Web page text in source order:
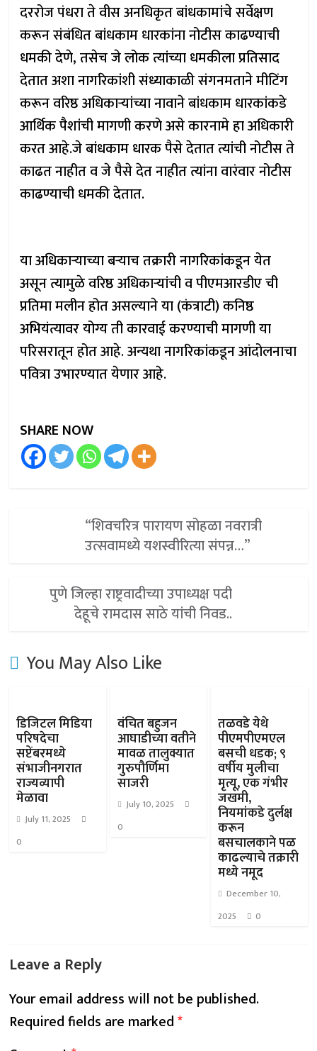
दररोज पंधरा ते वीस अनधिकृत बांधकामांचे सर्वेक्षण
करून संबंधित बांधकाम धारकांना नोटीस काढण्याची
धमकी देणे, तसेच जे लोक त्यांच्या धमकीला प्रतिसाद
देतात अशा नागरिकांशी संध्याकाळी संगनमताने मीटिंग
करून वरिष्ठ अधिकाऱ्यांच्या नावाने बांधकाम धारकांकडे
आर्थिक पैशांची मागणी करणे असे कारनामे हा अधिकारी
करत आहे.जे बांधकाम धारक पैसे देतात त्यांची नोटीस ते
काढत नाहीत व जे पैसे देत नाहीत त्यांना वारंवार नोटीस
काढण्याची धमकी देतात.
या अधिकाऱ्याच्या बऱ्याच तक्रारी नागरिकांकडून येत
असून त्यामुळे वरिष्ठ अधिकाऱ्यांची व पीएमआरडीए ची
प्रतिमा मलीन होत असल्याने या (कंत्राटी) कनिष्ठ
अभियंत्यावर योग्य ती कारवाई करण्याची मागणी या
परिसरातून होत आहे. अन्यथा नागरिकांकडून आंदोलनाचा
पवित्रा उभारण्यात येणार आहे.
SHARE NOW
“शिवचरित्र पारायण सोहळा नवरात्री
उत्सवामध्ये यशस्वीरित्या संपन्न…”
पुणे जिल्हा राष्ट्रवादीच्या उपाध्यक्ष पदी
देहूचे रामदास साठे यांची निवड..
You May Also Like
डिजिटल मिडिया
परिषदेचा
सप्टेंबरमध्ये
संभाजीनगरात
राज्यव्यापी
मेळावा
July 11, 2025
0
वंचित बहुजन
आघाडीच्या वतीने
मावळ तालुक्यात
गुरुपौर्णिमा
साजरी
July 10, 2025
0
तळवडे येथे
पीएमपीएमएल
बसची धडक; ९
वर्षीय मुलीचा
मृत्यू, एक गंभीर
जखमी,
नियमांकडे दुर्लक्ष
करून
बसचालकाने पळ
काढल्याचे तक्रारी
मध्ये नमूद
December 10,
2025
0
Leave a Reply
Your email address will not be published.
Required fields are marked*